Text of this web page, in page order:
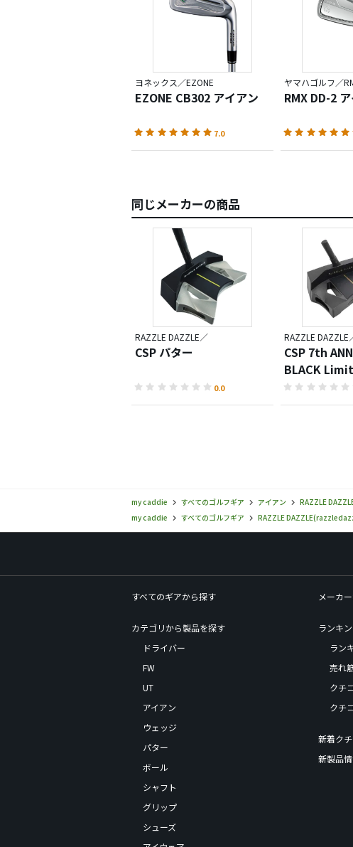
ヨネックス／EZONE
EZONE CB302 アイアン
7.0
ヤマハゴルフ／
RMX DD-2
同じメーカーの商品
RAZZLE DAZZLE／
CSP パター
0.0
RAZZLE DAZZLE
CSP 7th
BLACK
パター
my caddie すべてのゴルフギア アイアン RAZZLE
my caddie
すべてのゴルフギア RAZZLE
すべてのギアから探す
カテゴリから製品を探す
ドライバー
FW
UT
アイアン
ウェッジ
パター
ボール
シャフト
グリップ
シューズ
メーカ
ランキ
ラン
売れ
クチ
クチ
新着ク
新製品